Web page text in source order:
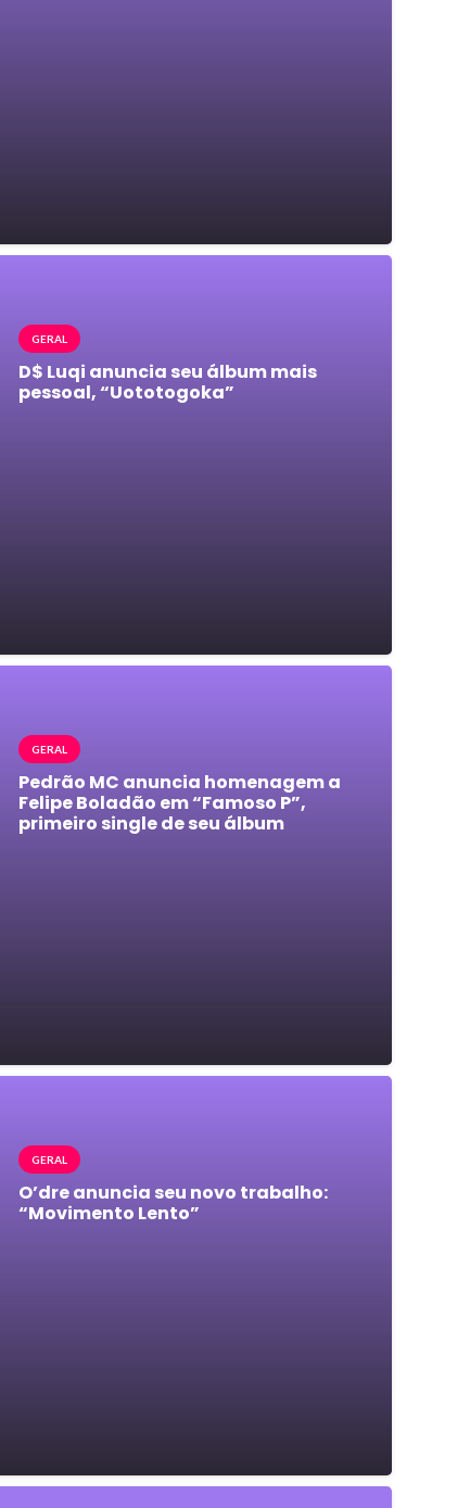
GERAL
D$ Luqi anuncia seu álbum mais
pessoal, “Uototogoka”
GERAL
Pedrão MC anuncia homenagem a
Felipe Boladão em “Famoso P”,
primeiro single de seu álbum
GERAL
O’dre anuncia seu novo trabalho:
“Movimento Lento”